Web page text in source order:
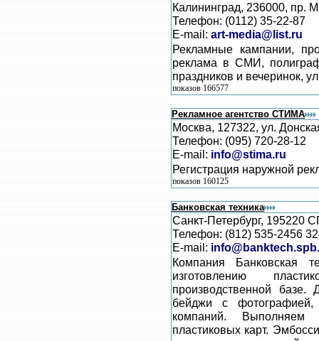
Калининград, 236000, пр.
Телефон: (0112) 35-22-87
E-mail: art-media@list.ru
Рекламные кампании,
реклама в СМИ,
праздников и вечеринок,
показов 166577
Рекламное агентство СТИМА
Москва, 127322, ул.
Телефон: (095) 720-28-12
E-mail: info@stima.ru
Регистрация наружной
показов 160125
Банковская техника
Санкт-Петербург, 195220
Телефон: (812) 535-2456
E-mail:
Компания Банковская
изготовлению
производственной базе.
бейджи с фотографией,
компаний. Выполняем
пластиковых карт.